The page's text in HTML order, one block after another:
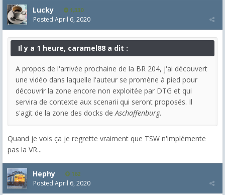
Lucky 1,330
Posted April 6, 2020
Il y a 1 heure, caramel88 a dit :
A propos de l'arrivée prochaine de la BR 204, j'ai découvert
une vidéo dans laquelle l'auteur se promène à pied pour
découvrir la zone encore non exploitée par DTG et qui
servira de contexte aux scenarii qui seront proposés. Il
s'agit de la zone des docks deAschaffenburg.
Quand je vois ça je regrette vraiment que TSW n'implémente
pas la VR...
Hephy 162
Posted April 6, 2020